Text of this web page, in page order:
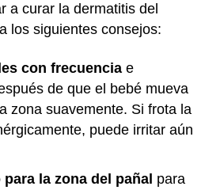
a curar la dermatitis del
los siguientes consejos:
con frecuenciae
de que el bebé mueva
zona suavemente. Si frota la
puede irritar aún
la zona del pañal para